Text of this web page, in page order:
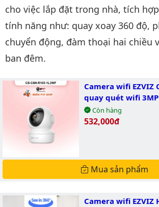
cho việc lắp đặt trong nhà, tích
tính năng như: quay xoay 360 độ,
chuyển động, đàm thoại hai chiều
ban đêm.
Camera wifi EZVIZ
quay quét wifi
Còn hàng
Giá bán:
532,000đ
Mua sản phẩm
Camera wifi EZVIZ